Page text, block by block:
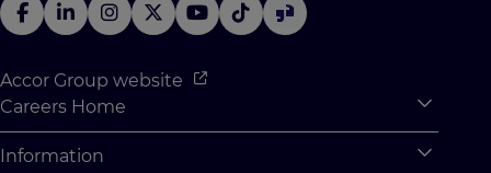
Accor Group website
Careers Home
Information